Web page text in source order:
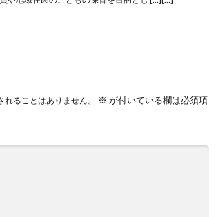
ることはありません。 ※ が付いている欄は必須項